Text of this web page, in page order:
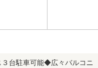
台駐車可能◆広々バルコニ